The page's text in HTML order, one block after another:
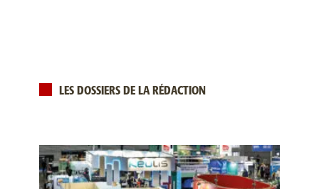
LES DOSSIERS DE LA RÉDACTION